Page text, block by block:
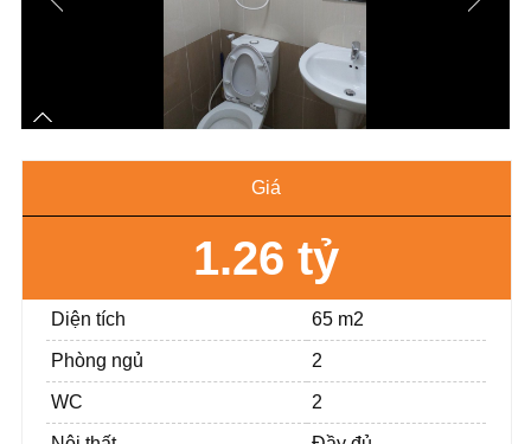
Giá
1.26 tỷ
Diện tích 65 m2
Phòng ngủ 2
WC 2